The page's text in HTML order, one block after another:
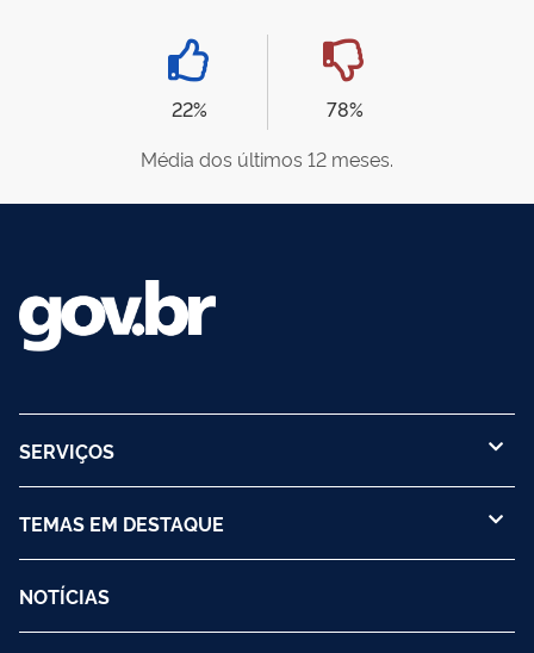
22%
78%
Média dos últimos 12 meses.
SERVIÇOS
TEMAS EM DESTAQUE
NOTÍCIAS